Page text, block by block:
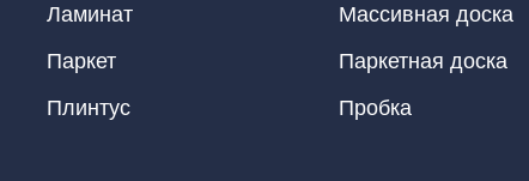
Ламинат
Массивная доска
Паркет
Паркетная доска
Плинтус
Пробка